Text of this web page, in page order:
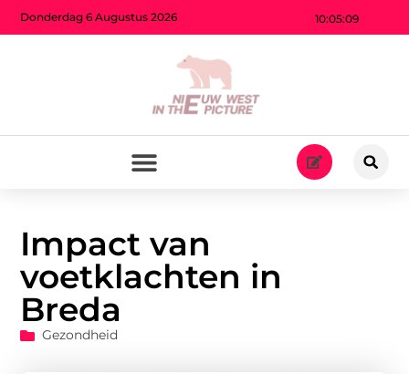
10:05:10
Donderdag 6 Augustus 2026
Impact van
voetklachten in
Breda
Gezondheid